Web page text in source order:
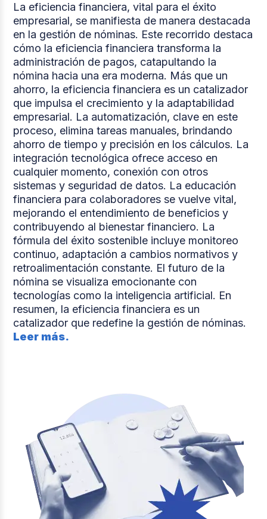
La eficiencia financiera, vital para el éxito
empresarial, se manifiesta de manera destacada
en la gestión de nóminas. Este recorrido destaca
cómo la eficiencia financiera transforma la
administración de pagos, catapultando la
nómina hacia una era moderna. Más que un
ahorro, la eficiencia financiera es un catalizador
que impulsa el crecimiento y la adaptabilidad
empresarial. La automatización, clave en este
proceso, elimina tareas manuales, brindando
ahorro de tiempo y precisión en los cálculos. La
integración tecnológica ofrece acceso en
cualquier momento, conexión con otros
sistemas y seguridad de datos. La educación
financiera para colaboradores se vuelve vital,
mejorando el entendimiento de beneficios y
contribuyendo al bienestar financiero. La
fórmula del éxito sostenible incluye monitoreo
continuo, adaptación a cambios normativos y
retroalimentación constante. El futuro de la
nómina se visualiza emocionante con
tecnologías como la inteligencia artificial. En
resumen, la eficiencia financiera es un
catalizador que redefine la gestión de nóminas.
Leer más.